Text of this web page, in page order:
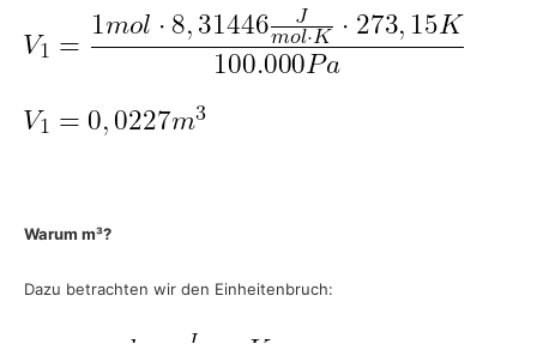
Warum m³?
Dazu betrachten wir den Einheitenbruch: